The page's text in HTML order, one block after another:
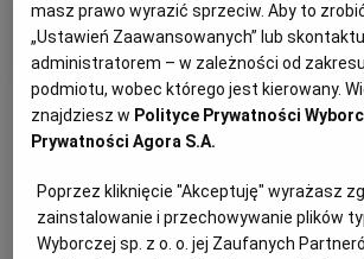
Filtry i
Otrzymuj wiadomości z najnowszymi
spełniającymi wybrane przez Ciebie
masz prawo wyrazić sprzeciw. Aby to
„Ustawień Zaawansowanych” lub
administratorem – w zależności od
podmiotu, wobec którego jest kierowany.
znajdziesz w Polityce Prywatności
Prywatności Agora S.A.
Poprzez kliknięcie "Akceptuję" wyrażasz
zainstalowanie i przechowywanie plików
Wyborczej sp. z o. o. jej Zaufanych